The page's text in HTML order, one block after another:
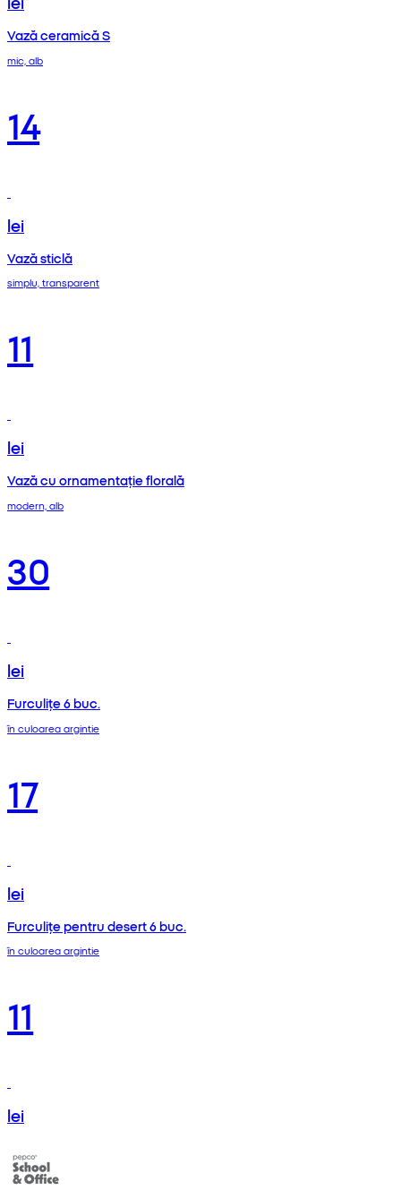
Vază ceramică S
mic, alb
14
lei
Vază sticlă
simplu, transparent
11
lei
Vază cu ornamentație florală
modern, alb
30
lei
Furculițe 6 buc.
în culoarea argintie
17
lei
Furculițe pentru desert 6 buc.
în culoarea argintie
11
lei